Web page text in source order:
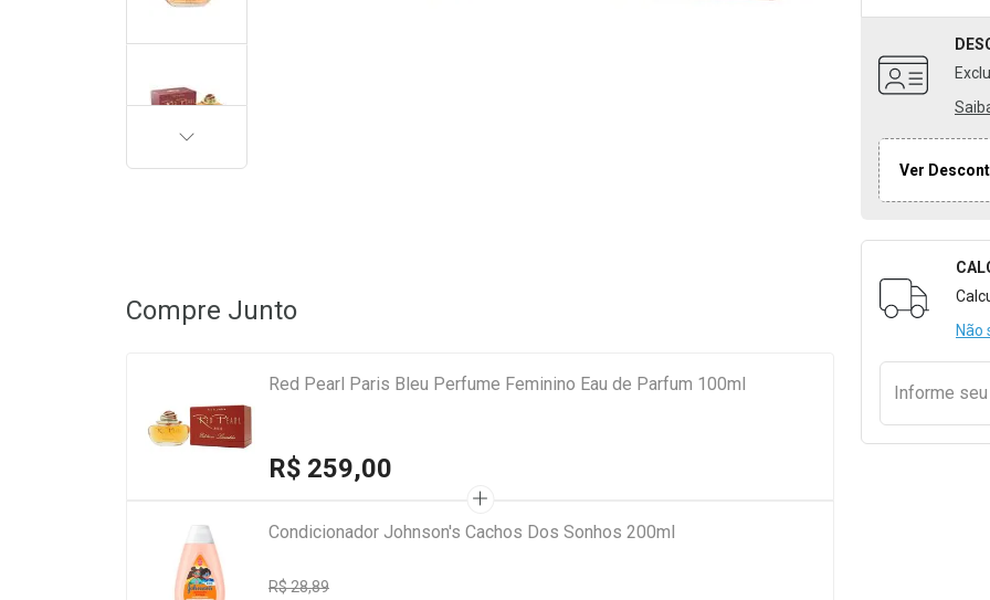
Ver
Não
Informe seu
PRÓXIMA
Compre Junto
Red Pearl Paris Bleu Perfume Feminino Eau de Parfum 100ml
R$ 259,00
Condicionador Johnson's Cachos Dos Sonhos 200ml
R$ 28,89